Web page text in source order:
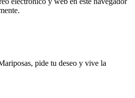
pide tu deseo y vive la